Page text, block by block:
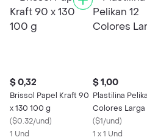
$ 0,32
Brissol Papel Kraft 90
x 130 100 g
($0.32/und)
1 Und
$ 1,00
Plastilina
Colores Larga
($1/und)
1 x 1 Und